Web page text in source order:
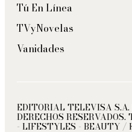
Tú En Línea
TVyNovelas
Vanidades
EDITORIAL TELEVISA S.A.
DERECHOS
- LIFESTYLES - BEAUTY /